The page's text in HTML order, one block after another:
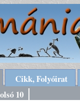
Cikk, Folyóirat
10